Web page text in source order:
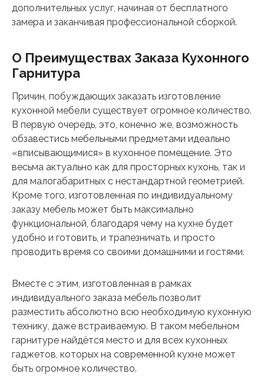
дополнительных услуг, начиная от бесплатного
замера и заканчивая профессиональной сборкой.
О Преимуществах Заказа Кухонного
Гарнитура
Причин, побуждающих заказать изготовление
кухонной мебели существует огромное количество.
В первую очередь, это, конечно же, возможность
обзавестись мебельными предметами идеально
«вписывающимися» в кухонное помещение. Это
весьма актуально как для просторных кухонь, так и
для малогабаритных с нестандартной геометрией.
Кроме того, изготовленная по индивидуальному
заказу мебель может быть максимально
функциональной, благодаря чему на кухне будет
удобно и готовить, и трапезничать, и просто
проводить время со своими домашними и гостями.
Вместе с этим, изготовленная в рамках
индивидуального заказа мебель позволит
разместить абсолютно всю необходимую кухонную
технику, даже встраиваемую. В таком мебельном
гарнитуре найдётся место и для всех кухонных
гаджетов, которых на современной кухне может
быть огромное количество.